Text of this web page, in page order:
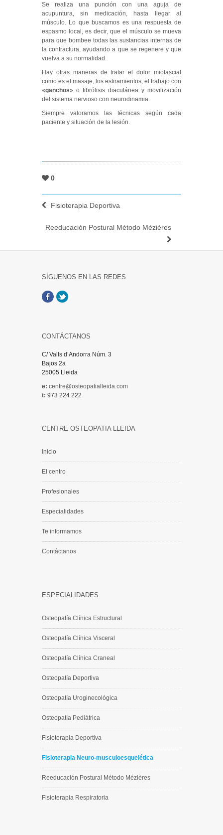
Se realiza una punción con una aguja de
acupuntura, sin medicación, hasta llegar al
músculo. Lo que buscamos es una respuesta de
espasmo local, es decir, que el músculo se mueva
para que bombee todas las sustancias internas de
la contractura, ayudando a que se regenere y que
vuelva a su normalidad.
Hay otras maneras de tratar el dolor miofascial
como es el masaje, los estiramientos, el trabajo con
«ganchos» o fibrólisis diacutánea y movilización
del sistema nervioso con neurodinamia.
Siempre valoramos las técnicas según cada
paciente y situación de la lesión.
0
Fisioterapia Deportiva
Reeducación Postural Método Mézières
SÍGUENOS EN LAS REDES
Facebook
CONTÁCTANOS
C/ Valls d’Andorra Núm. 3
Bajos 2a
25005 Lleida
e: centre@osteopatialleida.com
t: 973 224 222
CENTRE OSTEOPATIA LLEIDA
Inicio
El centro
Profesionales
Especialidades
Te informamos
Contáctanos
ESPECIALIDADES
Osteopatía Clínica Estructural
Osteopatía Clínica Visceral
Osteopatía Clínica Craneal
Osteopatía Deportiva
Osteopatía Uroginecológica
Osteopatía Pediátrica
Fisioterapia Deportiva
Fisioterapia Neuro-musculoesquelética
Reeducación Postural Método Mézières
Fisioterapia Respiratoria